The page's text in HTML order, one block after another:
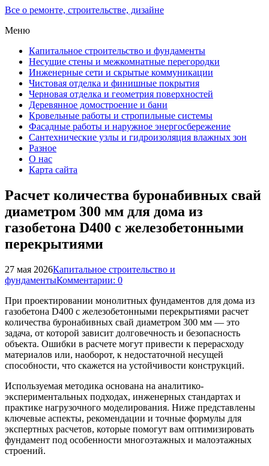
Все о ремонте, строительстве, дизайне
Меню
Капитальное строительство и фундаменты
Несущие стены и межкомнатные перегородки
Инженерные сети и скрытые коммуникации
Чистовая отделка и финишные покрытия
Черновая отделка и геометрия поверхностей
Деревянное домостроение и бани
Кровельные работы и стропильные системы
Фасадные работы и наружное энергосбережение
Сантехнические узлы и гидроизоляция влажных зон
Разное
О нас
Карта сайта
Расчет количества буронабивных свай
диаметром 300 мм для дома из
газобетона D400 с железобетонными
перекрытиями
27 мая 2026Капитальное строительство и
фундаментыКомментарии: 0
При проектировании монолитных фундаментов для дома из
газобетона D400 с железобетонными перекрытиями расчет
количества буронабивных свай диаметром 300 мм — это
задача, от которой зависит долговечность и безопасность
объекта. Ошибки в расчете могут привести к перерасходу
материалов или, наоборот, к недостаточной несущей
способности, что скажется на устойчивости конструкций.
Используемая методика основана на аналитико-
экспериментальных подходах, инженерных стандартах и
практике нагрузочного моделирования. Ниже представлены
ключевые аспекты, рекомендации и точные формулы для
экспертных расчетов, которые помогут вам оптимизировать
фундамент под особенности многоэтажных и малоэтажных
строений.